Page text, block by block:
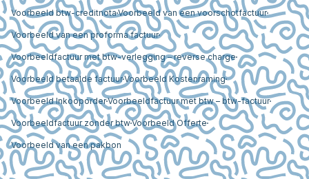
Voorbeeld btw-creditnotaVoorbeeld van een voorschotfactuur
Voorbeeld van een proforma factuur
Voorbeeldfactuur met btw-verlegging – reverse charge
Voorbeeld betaalde factuurVoorbeeld Kostenraming
Voorbeeld InkooporderVoorbeeldfactuur met btw – btw-factuur
Voorbeeldfactuur zonder btwVoorbeeld Offerte
Voorbeeld van een pakbon